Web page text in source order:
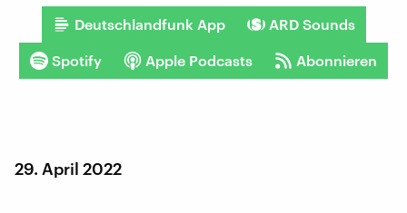
Deutschlandfunk App ARD Sounds
Spotify Apple Podcasts Abonnieren
29. April 2022